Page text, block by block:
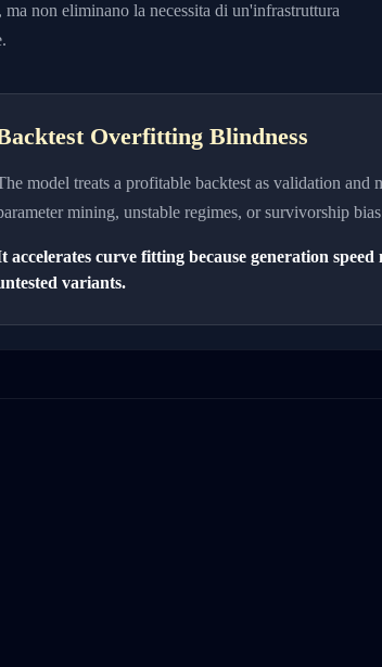
non eliminano la necessita di un'infrastruttura
Overfitting Blindness
model treats a profitable backtest as validation and
mining, unstable regimes, or survivorship
accelerates curve fitting because generation speed
variants.